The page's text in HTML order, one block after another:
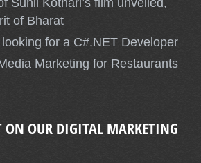
Sunil Kothari’s film unveiled,
of Bharat
for a C#.NET Developer
Marketing for Restaurants
ON OUR DIGITAL MARKETING